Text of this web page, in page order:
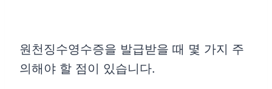
원천징수영수증을 발급받을 때 몇 가지 주
의해야 할 점이 있습니다.